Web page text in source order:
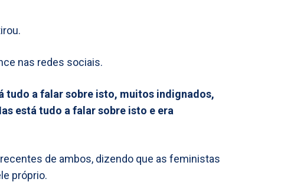
nas redes sociais.
tudo a falar sobre isto, muitos indignados,
está tudo a falar sobre isto e era
de ambos, dizendo que as feministas
próprio.